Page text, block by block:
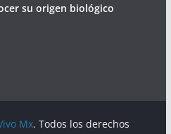
su origen biológico
Mx. Todos los derechos